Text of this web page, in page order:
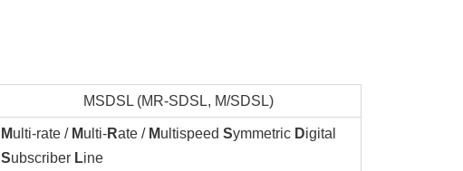
MSDSL (MR-SDSL, M/SDSL)
Multi-rate / Multi-Rate / Multispeed Symmetric Digital
Subscriber Line